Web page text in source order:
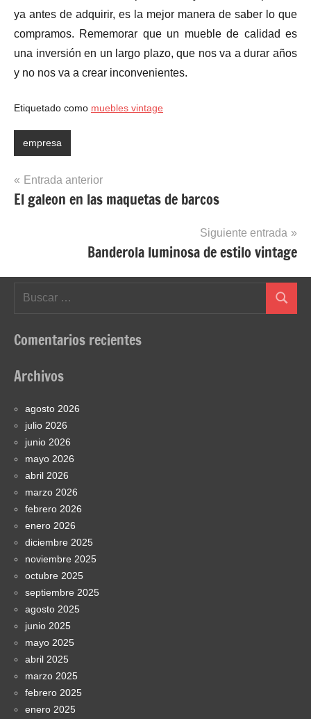
ya antes de adquirir, es la mejor manera de saber lo que
compramos. Rememorar que un mueble de calidad es
una inversión en un largo plazo, que nos va a durar años
y no nos va a crear inconvenientes.
Etiquetado como muebles vintage
empresa
Navegación
de
Entrada anterior
El galeon en las maquetas de barcos
Siguiente entrada
Banderola luminosa de estilo vintage
Buscar
Comentarios recientes
Archivos
agosto 2026
julio 2026
junio 2026
mayo 2026
abril 2026
marzo 2026
febrero 2026
enero 2026
diciembre 2025
noviembre 2025
octubre 2025
septiembre 2025
agosto 2025
junio 2025
mayo 2025
abril 2025
marzo 2025
febrero 2025
enero 2025